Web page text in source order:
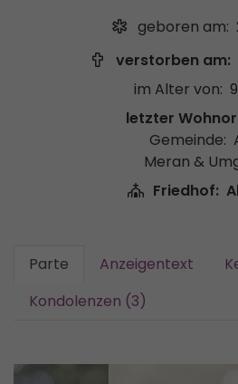
geboren am:
verstorben am:
im Alter von:
letzter
Gemeinde:
Meran &
Friedhof:
Parte Anzeigentext
Kondolenzen (3)